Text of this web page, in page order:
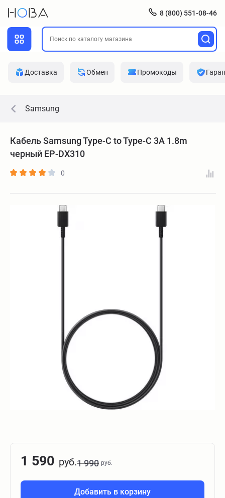
8 (800) 551-08-46
Доставка Обмен Промокоды
Samsung
Кабель Samsung Type-C to Type-C 3A 1.8m
черный EP-DX310
0
1 590 руб.1 990 руб.
Добавить в корзину